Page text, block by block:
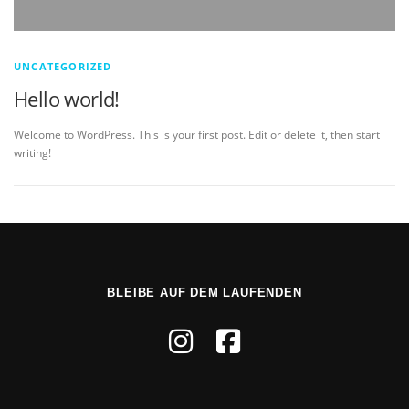
UNCATEGORIZED
Hello world!
Welcome to WordPress. This is your first post. Edit or delete it, then start
writing!
BLEIBE AUF DEM LAUFENDEN